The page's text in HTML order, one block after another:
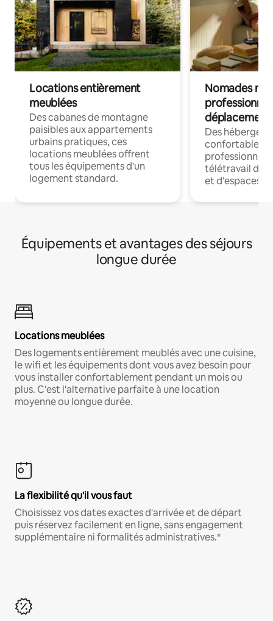
Locations entièrement
meublées
Des cabanes de montagne
paisibles aux appartements
urbains pratiques, ces
locations meublées offrent
tous les équipements d'un
logement standard.
Nomades
déplacement
Des
confortables
professionnels
télétravail
et d'espaces
Équipements et avantages des séjours
longue durée
Locations meublées
Des logements entièrement meublés avec une cuisine,
le wifi et les équipements dont vous avez besoin pour
vous installer confortablement pendant un mois ou
plus. C'est l'alternative parfaite à une location
moyenne ou longue durée.
La flexibilité qu'il vous faut
Choisissez vos dates exactes d'arrivée et de départ
puis réservez facilement en ligne, sans engagement
supplémentaire ni formalités administratives.*